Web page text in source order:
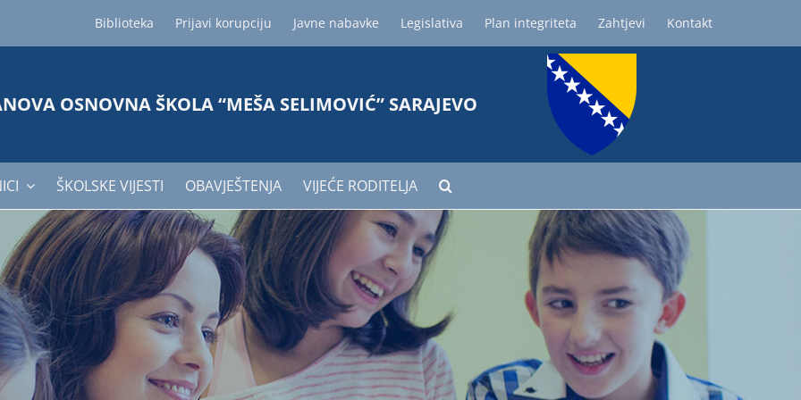
Biblioteka Prijavi korupciju Javne nabavke Legislativa Plan integriteta Zahtjevi Kontakt
OSNOVNA ŠKOLA “MEŠA SELIMOVIĆ” SARAJEVO
ŠKOLSKE VIJESTI OBAVJEŠTENJA VIJEĆE RODITELJA